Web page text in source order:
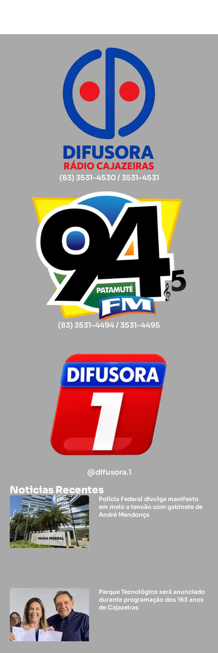
(83) 3531-4530 / 3531-4531
(83) 3531-4494 / 3531-4495
@difusora.1
Noticias Recentes
Polícia Federal divulga manifesto
em meio a tensão com gabinete de
André Mendonça
Parque Tecnológico será anunciado
durante programação dos 163 anos
de Cajazeiras